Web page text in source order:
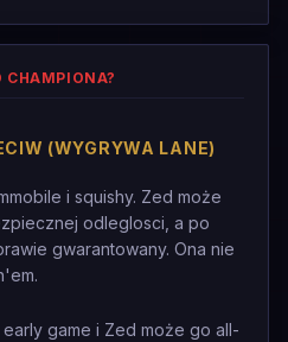
CHAMPIONA?
(WYGRYWA LANE)
i squishy. Zed może
odleglosci, a po
gwarantowany. Ona nie
game i Zed może go all-